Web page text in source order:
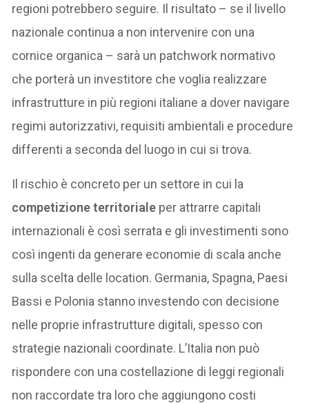
regioni potrebbero seguire. Il risultato – se il livello
nazionale continua a non intervenire con una
cornice organica – sarà un patchwork normativo
che porterà un investitore che voglia realizzare
infrastrutture in più regioni italiane a dover navigare
regimi autorizzativi, requisiti ambientali e procedure
differenti a seconda del luogo in cui si trova.
Il rischio è concreto per un settore in cui la
competizione territoriale per attrarre capitali
internazionali è così serrata e gli investimenti sono
così ingenti da generare economie di scala anche
sulla scelta delle location. Germania, Spagna, Paesi
Bassi e Polonia stanno investendo con decisione
nelle proprie infrastrutture digitali, spesso con
strategie nazionali coordinate. L’Italia non può
rispondere con una costellazione di leggi regionali
non raccordate tra loro che aggiungono costi